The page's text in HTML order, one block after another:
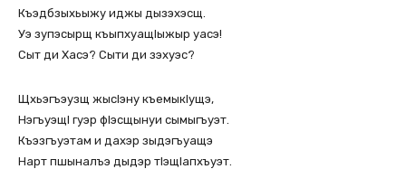
Къэдбзыхьыжу иджы дызэхэсщ.
Уэ зупэсырщ къыпхуащIыжыр уасэ!
Сыт ди Хасэ? Сыти ди зэхуэс?
Щхьэгъэузщ жысIэну къемыкIущэ,
НэгъуэщI гуэр фIэсщынуи сымыгъуэт.
Къэзгъуэтам и дахэр зыдэгъуащэ
Нарт пшыналъэ дыдэр тIэщIапхъуэт.